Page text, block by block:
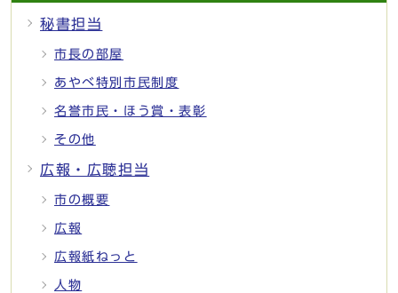
秘書担当
市長の部屋
あやべ特別市民制度
名誉市民・ほう賞・表彰
その他
広報・広聴担当
市の概要
広報
広報紙ねっと
人物